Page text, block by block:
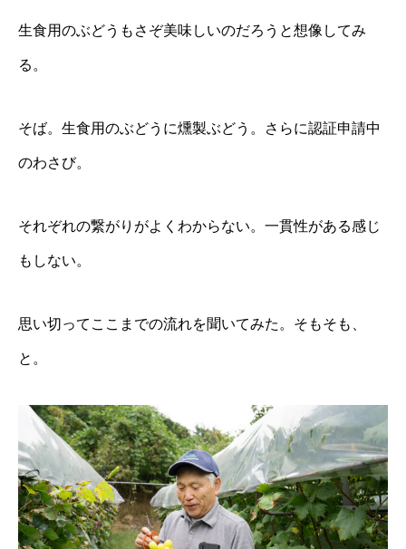
生食用のぶどうもさぞ美味しいのだろうと想像してみ
る。
そば。生食用のぶどうに燻製ぶどう。さらに認証申請中
のわさび。
それぞれの繋がりがよくわからない。一貫性がある感じ
もしない。
思い切ってここまでの流れを聞いてみた。そもそも、
と。